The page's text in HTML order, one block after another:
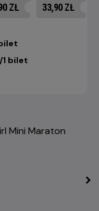
ZŁ 33,90 ZŁ
1 bilet